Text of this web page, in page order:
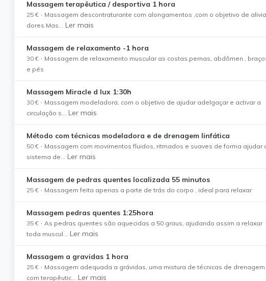
Massagem terapêutica / desportiva 1 hora
25 € · Massagem descontraturante com alongamentos ,com o objetivo de
dores Mas... Ler mais
Massagem de relaxamento -1 hora
30 € · Massagem de relaxamento muscular as costas,pernas, abdômen ,
e pés
Massagem Miracle d lux 1:30h
30 € · Massagem modeladora, com o objetivo de ajudar adelgaçar e activar a
circulação s... Ler mais
Método com técnicas modeladora e de drenagem linfática
50 € · Massagem com movimentos fluidos, ritmados e suaves de forma ajudar
sistema de... Ler mais
Massagem de pedras quentes localizada 55 minutos
25 € · Massagem feita apenas a parte de trás do corpo , ideal para relaxar
Massagem pedras quentes 1:25hora
35 € · As pedras quentes são aquecidas a 50 graus, ajudando assim a relaxar
toda muscul... Ler mais
Massagem a gravidas 1 hora
25 € · Massagem adequada a grávidas, uma mistura de técnicas de drenagem
com terapêutic... Ler mais